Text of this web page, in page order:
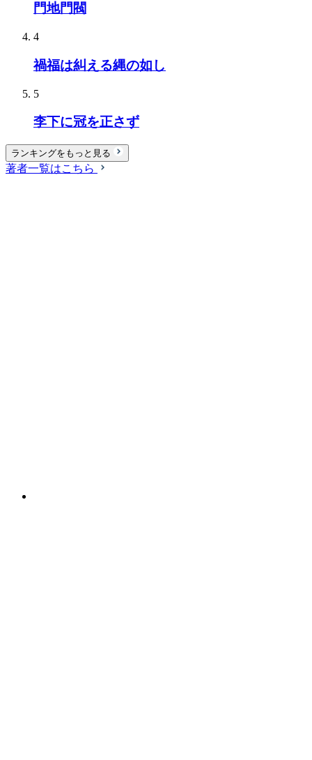
門地門閥
4
禍福は糾える縄の如し
5
李下に冠を正さず
ランキングをもっと見る
著者一覧はこちら